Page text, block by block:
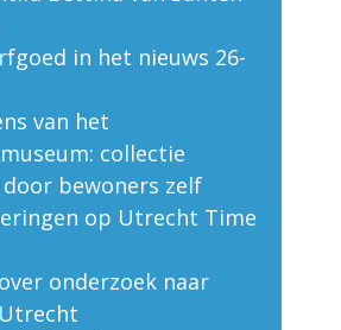
in het nieuws 26-
van het
collectie
bewoners zelf
op Utrecht Time
onderzoek naar